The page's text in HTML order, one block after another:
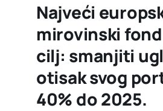
Najveći
mirovinski
cilj: smanjiti
otisak svog
40% do 2025.